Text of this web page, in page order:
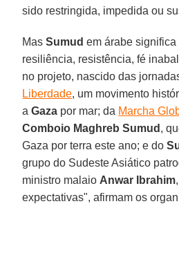
sido restringida, impedida ou
MasSumud em árabe significa
resiliência, resistência, fé
no projeto, nascido das
Liberdade, um movimento
aGaza por mar; da Marcha
Comboio Maghreb Sumud ,
Gaza por terra este ano; e do
grupo do Sudeste Asiático
ministro malaio Anwar Ibrahim
expectativas", afirmam os